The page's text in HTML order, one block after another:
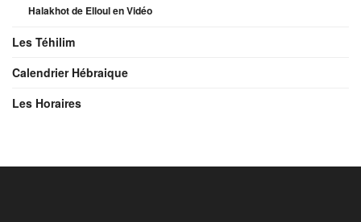
Halakhot de Elloul en Vidéo
Les Téhilim
Calendrier Hébraique
Les Horaires